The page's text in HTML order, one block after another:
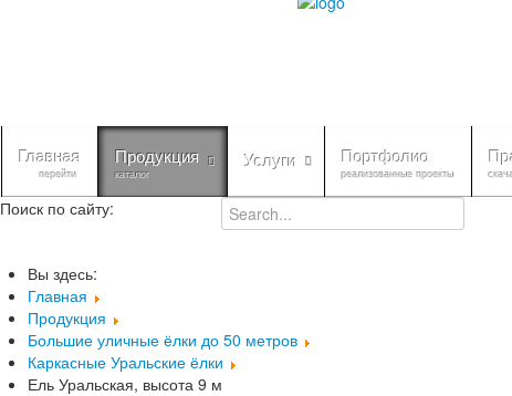
Главная
перейти
Продукция
каталог
Услуги Портфолио
реализованные проекты
Поиск по сайту:
Вы здесь:
Главная
Продукция
Большие уличные ёлки до 50 метров
Каркасные Уральские ёлки
Ель Уральская, высота 9 м